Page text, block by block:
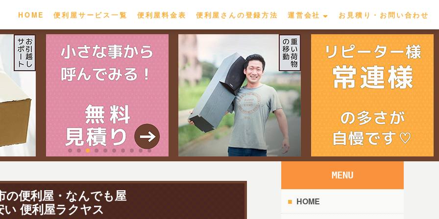
HOME 便利屋サービス一覧 便利屋料金表 便利屋さんの登録方法 運営会社 お見積り・お問い合わせ
の便利屋・なんでも屋
い 便利屋ラクヤス
MENU
HOME